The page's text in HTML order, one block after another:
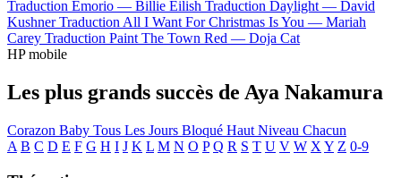
Traduction Emorio — Billie Eilish Traduction Daylight — David
Kushner Traduction All I Want For Christmas Is You — Mariah
Carey Traduction Paint The Town Red — Doja Cat
HP mobile
Les plus grands succès de Aya Nakamura
Corazon Baby Tous Les Jours Bloqué Haut Niveau Chacun
A B C D E F G H I J K L M N O P Q R S T U V W X Y Z 0-9